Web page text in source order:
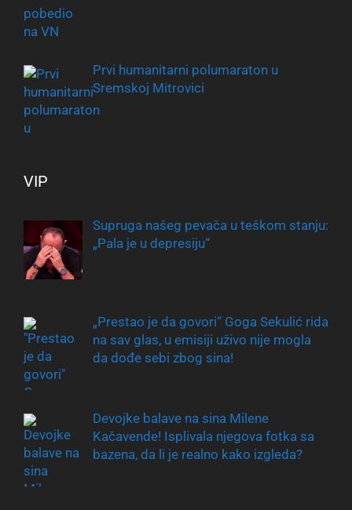
Prvi humanitarni polumaraton u
Sremskoj Mitrovici
VIP
Supruga našeg pevača u teškom stanju:
„Pala je u depresiju“
„Prestao je da govori“ Goga Sekulić rida
na sav glas, u emisiji uživo nije mogla
da dođe sebi zbog sina!
Devojke balave na sina Milene
Kačavende! Isplivala njegova fotka sa
bazena, da li je realno kako izgleda?